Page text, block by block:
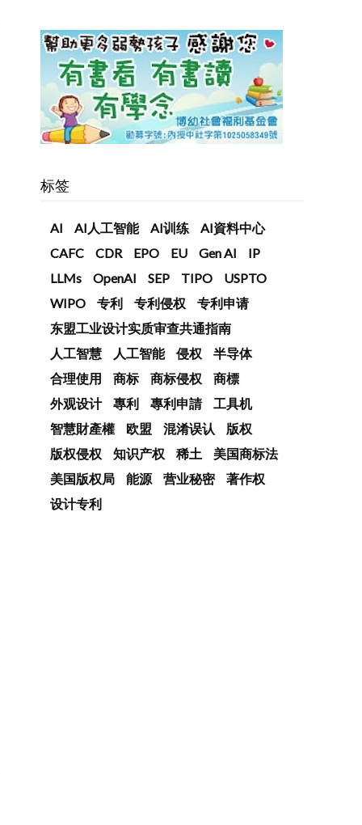
标签
AI AI人工智能 AI训练
AI資料中心
CAFC
CDR EPO EU Gen AI
IP
LLMs
OpenAI SEP TIPO
USPTO
WIPO
专利 专利侵权
专利申请
东盟工业设计实质审查共通指南
人工智慧
人工智能 侵权
半导体
合理使用
商标 商标侵权
商標
外观设计
專利 專利申請
工具机
智慧財產權
欧盟 混淆误认
版权
版权侵权
知识产权 稀土
美国商标法
美国版权局
能源 营业秘密
著作权
设计专利